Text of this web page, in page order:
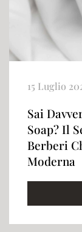
15 Luglio
Sai
Soap? Il
Berberi
Moderna